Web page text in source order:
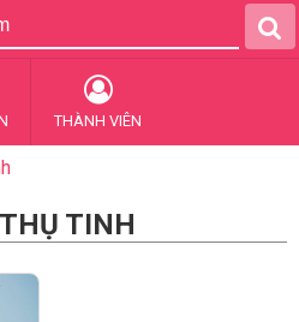
THÀNH VIÊN
TINH